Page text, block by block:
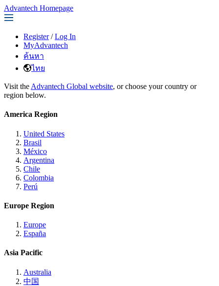
Advantech Homepage
Register / Log In
MyAdvantech
ค้นหา
ไทย
Visit the Advantech Global website, or choose your country or
region below.
America Region
United States
Brasil
México
Argentina
Chile
Colombia
Perú
Europe Region
Europe
España
Asia Pacific
Australia
中国